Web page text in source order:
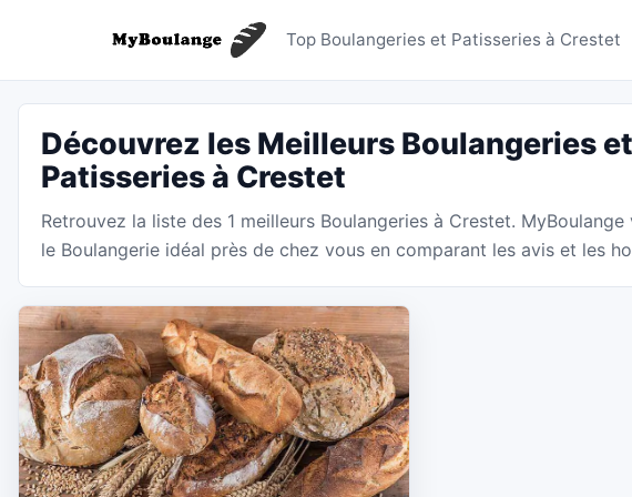
Boulangeries
Top Boulangeries et Patisseries à Crestet
Découvrez les Meilleurs Boulangeries et
Patisseries à Crestet
Retrouvez la liste des 1 meilleurs Boulangeries à Crestet.
le Boulangerie idéal près de chez vous en comparant les avis et les